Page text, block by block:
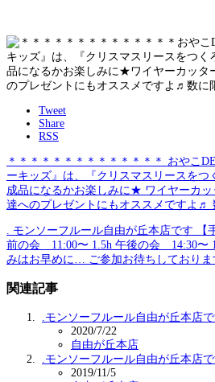
Tweet
Share
RSS
＊＊＊＊＊＊＊＊＊＊＊＊＊＊ おやこ
ーキッズ』は、『クリスマスリースを
成品になるかお楽しみに★ ワイヤーカッ
達へのプレゼントにもオススメですよ♬
. モンソーフルール自由が丘本店です
前の会 11:00〜 1.5h 午後の会 14:30〜
みはお早めに…️ ご参加お待ちしておりま
関連記事
.モンソーフルール自由が丘本店
2020/7/22
自由が丘本店
.モンソーフルール自由が丘本店
2019/11/5